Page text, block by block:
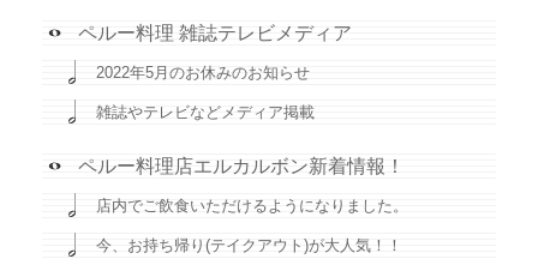
ペルー料理 雑誌テレビメディア
2022年5月のお休みのお知らせ
雑誌やテレビなどメディア掲載
ペルー料理店エルカルボン新着情報！
店内でご飲食いただけるようになりました。
今、お持ち帰り(テイクアウト)が大人気！！